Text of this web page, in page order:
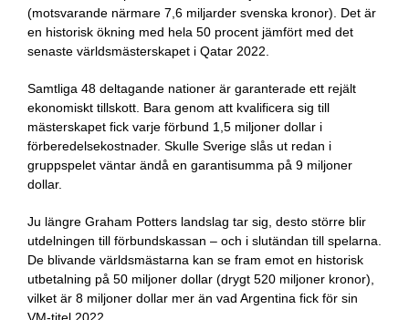
(motsvarande närmare 7,6 miljarder svenska kronor). Det är
en historisk ökning med hela 50 procent jämfört med det
senaste världsmästerskapet i Qatar 2022.
Samtliga 48 deltagande nationer är garanterade ett rejält
ekonomiskt tillskott. Bara genom att kvalificera sig till
mästerskapet fick varje förbund 1,5 miljoner dollar i
förberedelsekostnader. Skulle Sverige slås ut redan i
gruppspelet väntar ändå en garantisumma på 9 miljoner
dollar.
Ju längre Graham Potters landslag tar sig, desto större blir
utdelningen till förbundskassan – och i slutändan till spelarna.
De blivande världsmästarna kan se fram emot en historisk
utbetalning på 50 miljoner dollar (drygt 520 miljoner kronor),
vilket är 8 miljoner dollar mer än vad Argentina fick för sin